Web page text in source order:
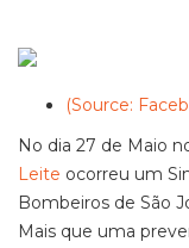
(Source:
No dia 27 de Maio
Leite ocorreu um
Bombeiros de São
Mais que uma